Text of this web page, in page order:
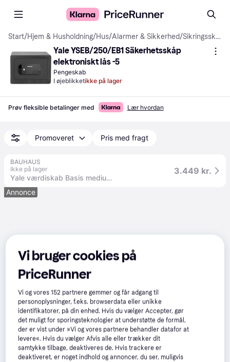
Start/Hjem & Husholdning/Hus/Alarmer & Sikkerhed/ Sikringsskabe
Yale YSEB/250/EB1 Säkerhetsskåp
elektroniskt lås -5
Pengeskab
I øjeblikketikke på lager
Prøv fleksible betalinger med Lær hvordan
Promoveret Pris med fragt
BAUHAUS
Ikke på lager
Yale værdiskab Basis medium 25x35x30 cm
3.449 kr.
Annonce
Vi bruger cookies på
PriceRunner
Vi og vores152 partnere gemmer og får adgang til
personoplysninger, f.eks. browserdata eller unikke
identifikatorer, på din enhed. Hvis du vælger Accepter, gør
det muligt for sporingsteknologier at understøtte de formål,
der er vist under »Vi og vores partnere behandler datafor at
levere«. Hvis du vælger Afvis alle eller trækker dit
samtykke tilbage, deaktiveres de. Hvis trackere er
deaktiveret, er noget indhold og annoncer, du ser, muligvis